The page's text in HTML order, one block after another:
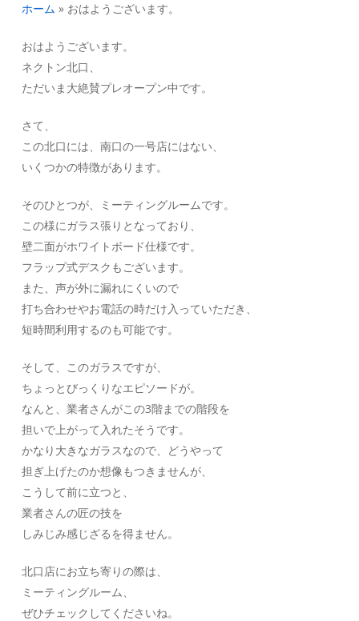
ホーム » おはようございます。
おはようございます。
ネクトン北口、
ただいま大絶賛プレオープン中です。
さて、
この北口には、南口の一号店にはない、
いくつかの特徴があります。
そのひとつが、ミーティングルームです。
この様にガラス張りとなっており、
壁二面がホワイトボード仕様です。
フラップ式デスクもございます。
また、声が外に漏れにくいので
打ち合わせやお電話の時だけ入っていただき、
短時間利用するのも可能です。
そして、このガラスですが、
ちょっとびっくりなエピソードが。
なんと、業者さんがこの3階までの階段を
担いで上がって入れたそうです。
かなり大きなガラスなので、どうやって
担ぎ上げたのか想像もつきませんが、
こうして前に立つと、
業者さんの匠の技を
しみじみ感じざるを得ません。
北口店にお立ち寄りの際は、
ミーティングルーム、
ぜひチェックしてくださいね。